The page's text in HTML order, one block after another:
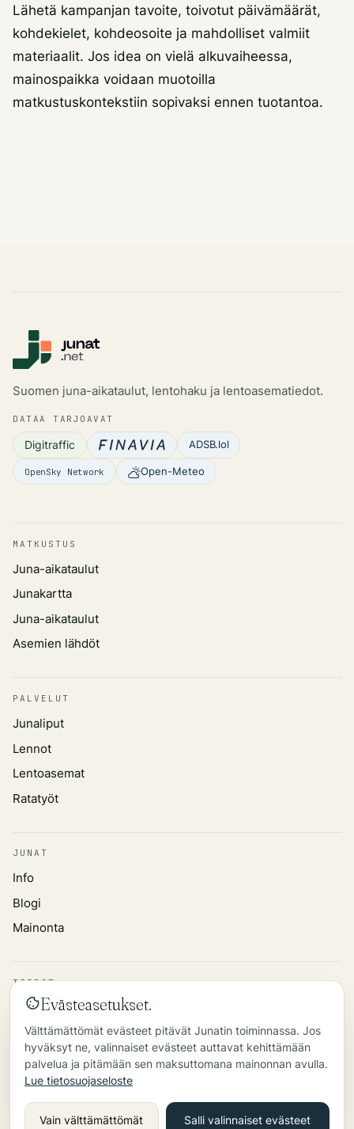
Lähetä kampanjan tavoite, toivotut päivämäärät,
kohdekielet, kohdeosoite ja mahdolliset valmiit
materiaalit. Jos idea on vielä alkuvaiheessa,
mainospaikka voidaan muotoilla
matkustuskontekstiin sopivaksi ennen tuotantoa.
Suomen juna-aikataulut, lentohaku ja lentoasematiedot.
DATAA TARJOAVAT
Digitraffic ADSB.lol
OpenSky Network Open-Meteo
MATKUSTUS
Juna-aikataulut
Junakartta
Juna-aikataulut
Asemien lähdöt
PALVELUT
Junaliput
Lennot
Lentoasemat
Ratatyöt
JUNAT
Info
Blogi
Mainonta
TIEDOT
Tietosuojakäytäntö
Tietolähde
Yhteys
©2026
Evästeasetukset.
Välttämättömät evästeet pitävät Junatin toiminnassa. Jos
hyväksyt ne, valinnaiset evästeet auttavat kehittämään
palvelua ja pitämään sen maksuttomana mainonnan avulla.
Lue tietosuojaseloste
Vain välttämättömät Salli valinnaiset evästeet